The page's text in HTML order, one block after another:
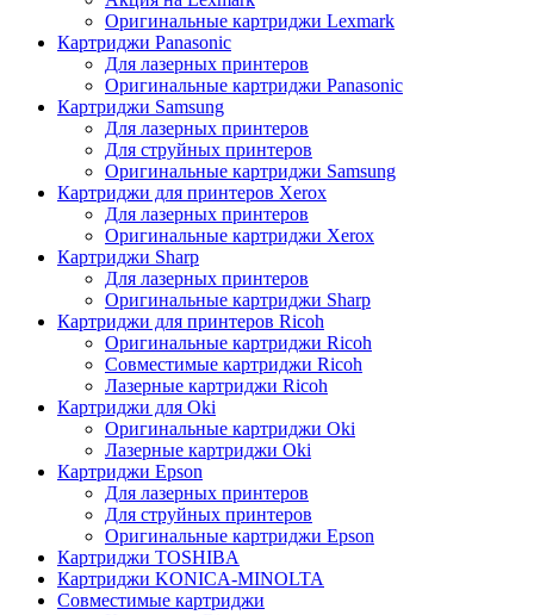
Оригинальные картриджи Lexmark
Картриджи Panasonic
Для лазерных принтеров
Оригинальные картриджи Panasonic
Картриджи Samsung
Для лазерных принтеров
Для струйных принтеров
Оригинальные картриджи Samsung
Картриджи для принтеров Xerox
Для лазерных принтеров
Оригинальные картриджи Xerox
Картриджи Sharp
Для лазерных принтеров
Оригинальные картриджи Sharp
Картриджи для принтеров Ricoh
Оригинальные картриджи Ricoh
Совместимые картриджи Ricoh
Лазерные картриджи Ricoh
Картриджи для Oki
Оригинальные картриджи Oki
Лазерные картриджи Oki
Картриджи Epson
Для лазерных принтеров
Для струйных принтеров
Оригинальные картриджи Epson
Картриджи TOSHIBA
Картриджи KONICA-MINOLTA
Совместимые картриджи